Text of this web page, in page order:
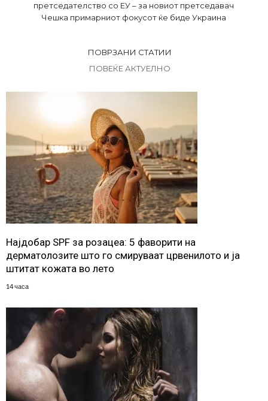
претседателство со ЕУ – за новиот претседавач
Чешка примарниот фокусот ќе биде Украина
ПОВРЗАНИ СТАТИИ
ПОВЕЌЕ АКТУЕЛНО
Најдобар SPF за розацеа: 5 фаворити на
дерматолозите што го смируваат црвенилото и ја
штитат кожата во лето
14 часа